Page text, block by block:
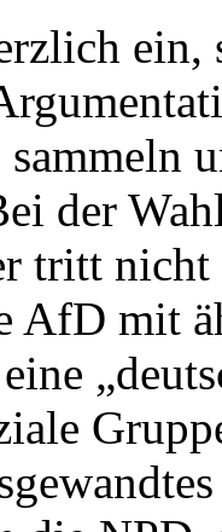
der
tritt
AfD mit